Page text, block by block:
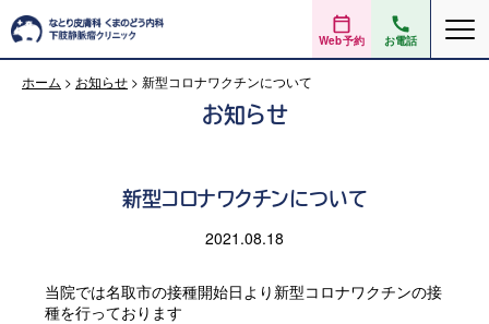
Web予約 お電話
ホーム > お知らせ > 新型コロナワクチンについて
お知らせ
新型コロナワクチンについて
2021.08.18
当院では名取市の接種開始日より新型コロナワクチンの接
種を行っております